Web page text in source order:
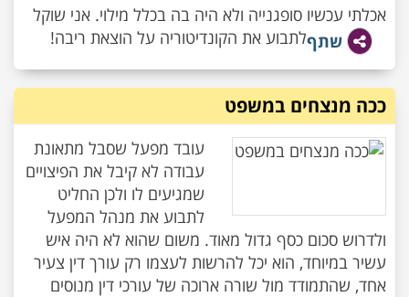
אכלתי עכשיו סופגנייה ולא היה בה בכלל מילוי. אני שוקל
לתבוע את הקונדיטוריה על הוצאת ריבה!שתף
ככה מנצחים במשפט
עובד מפעל שסבל מתאונת
עבודה לא קיבל את הפיצויים
שמגיעים לו ולכן החליט
לתבוע את מנהל המפעל
ולדרוש סכום כסף גדול מאוד. משום שהוא לא היה איש
עשיר במיוחד, הוא יכל להרשות לעצמו רק עורך דין צעיר
אחד, שהתמודד מול שורה ארוכה של עורכי דין מנוסים